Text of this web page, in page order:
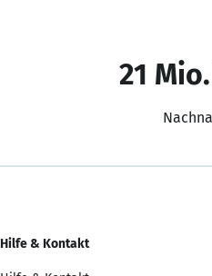
21
Hilfe & Kontakt